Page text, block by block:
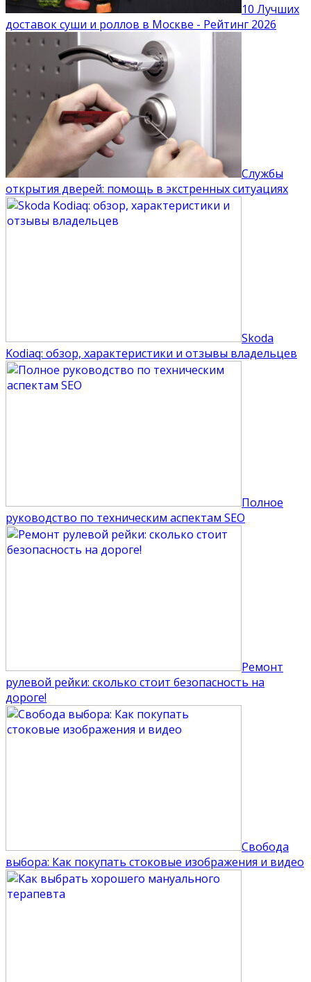
10 Лучших
доставок суши и роллов в Москве - Рейтинг 2026
Службы
открытия дверей: помощь в экстренных ситуациях
Skoda
Kodiaq: обзор, характеристики и отзывы владельцев
Полное
руководство по техническим аспектам SEO
Ремонт
рулевой рейки: сколько стоит безопасность на
дороге!
Свобода
выбора: Как покупать стоковые изображения и видео